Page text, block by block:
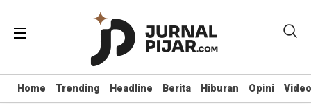
Home Trending Headline Berita Hiburan Opini Video
Home Trending Headline Berita Hiburan Opini Video